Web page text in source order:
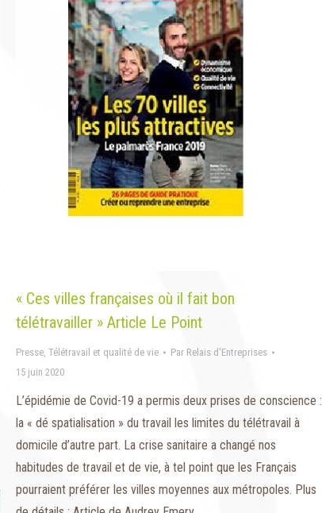
« Ces villes françaises où il fait bon
télétravailler » Article Le Point
Presse, Télétravail et qualité de vie Par Relais d'Entreprises
15 juin 2020
L’épidémie de Covid-19 a permis deux prises de conscience :
la « dé spatialisation » du travail les limites du télétravail à
domicile d’autre part. La crise sanitaire a changé nos
habitudes de travail et de vie, à tel point que les Français
pourraient préférer les villes moyennes aux métropoles. Plus